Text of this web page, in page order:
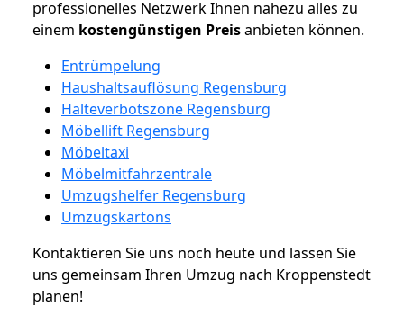
professionelles Netzwerk Ihnen nahezu alles zu
einem kostengünstigen Preisanbieten können.
Entrümpelung
Haushaltsauflösung Regensburg
Halteverbotszone Regensburg
Möbellift Regensburg
Möbeltaxi
Möbelmitfahrzentrale
Umzugshelfer Regensburg
Umzugskartons
Kontaktieren Sie uns noch heute und lassen Sie
uns gemeinsam Ihren Umzug nach Kroppenstedt
planen!